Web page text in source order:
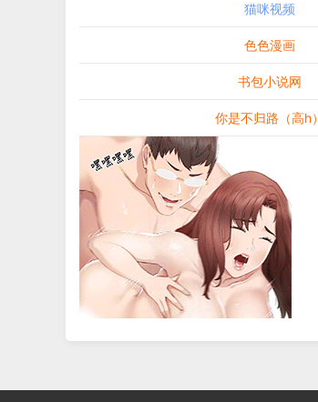
猫咪视频
色色漫画
书包小说网
你是不归路（高h）